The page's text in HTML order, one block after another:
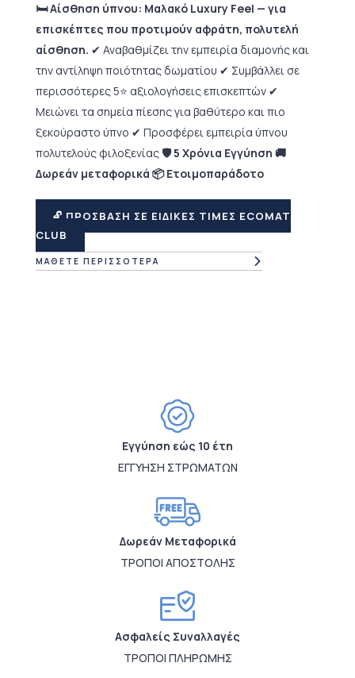
🛏️ Αίσθηση ύπνου: Μαλακό Luxury Feel — για
επισκέπτες που προτιμούν αφράτη, πολυτελή
αίσθηση. ✔ Αναβαθμίζει την εμπειρία διαμονής και
την αντίληψη ποιότητας δωματίου ✔ Συμβάλλει σε
περισσότερες 5⭐ αξιολογήσεις επισκεπτών ✔
Μειώνει τα σημεία πίεσης για βαθύτερο και πιο
ξεκούραστο ύπνο ✔ Προσφέρει εμπειρία ύπνου
πολυτελούς φιλοξενίας 🛡 5 Χρόνια Εγγύηση 🚚
Δωρεάν μεταφορικά 📦 Ετοιμοπαράδοτο
🔓 ΠΡΟΣΒΑΣΗ ΣΕ ΕΙΔΙΚΕΣ ΤΙΜΕΣ ECOMAT
CLUB
ΜΑΘΕΤΕ ΠΕΡΙΣΣΟΤΕΡΑ
Εγγύηση εώς 10 έτη
ΕΓΓΥΗΣΗ ΣΤΡΩΜΑΤΩΝ
Δωρεάν Μεταφορικά
ΤΡΟΠΟΙ ΑΠΟΣΤΟΛΗΣ
Ασφαλείς Συναλλαγές
ΤΡΟΠΟΙ ΠΛΗΡΩΜΗΣ